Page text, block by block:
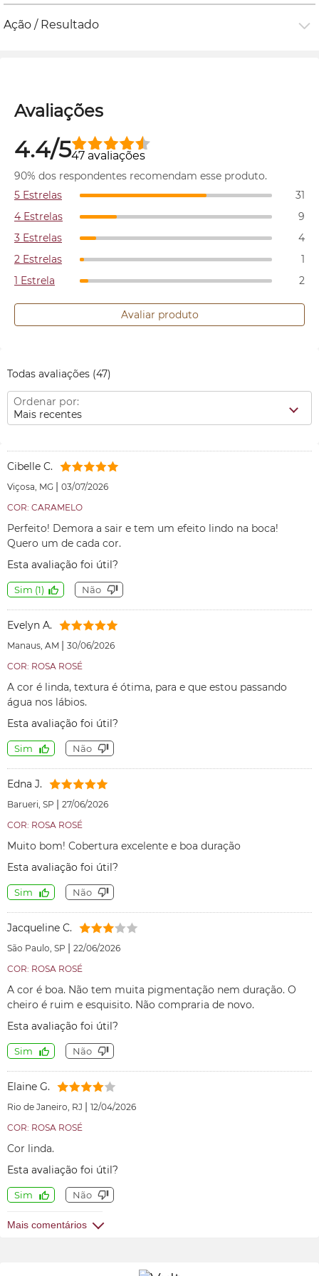
Ação / Resultado
Avaliações
4.4/547 avaliações
90% dos respondentes recomendam esse produto.
5 Estrelas
31
4 Estrelas
9
3 Estrelas
4
2 Estrelas
1
1 Estrela
2
Avaliar produto
Todas avaliações (47)
Ordenar por:
Mais recentes
Cibelle C.
Viçosa, MG | 03/07/2026
COR: CARAMELO
Perfeito! Demora a sair e tem um efeito lindo na boca!
Quero um de cada cor.
Esta avaliação foi útil?
Sim (1) Não
Evelyn A.
Manaus, AM | 30/06/2026
COR: ROSA ROSÉ
A cor é linda, textura é ótima, para e que estou passando
água nos lábios.
Esta avaliação foi útil?
Sim Não
Edna J.
Barueri, SP | 27/06/2026
COR: ROSA ROSÉ
Muito bom! Cobertura excelente e boa duração
Esta avaliação foi útil?
Sim Não
Jacqueline C.
São Paulo, SP | 22/06/2026
COR: ROSA ROSÉ
A cor é boa. Não tem muita pigmentação nem duração. O
cheiro é ruim e esquisito. Não compraria de novo.
Esta avaliação foi útil?
Sim Não
Elaine G.
Rio de Janeiro, RJ | 12/04/2026
COR: ROSA ROSÉ
Cor linda.
Esta avaliação foi útil?
Sim Não
Mais comentários